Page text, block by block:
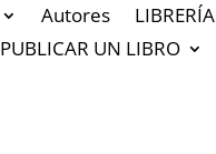
Autores LIBRERÍA
PUBLICAR UN LIBRO